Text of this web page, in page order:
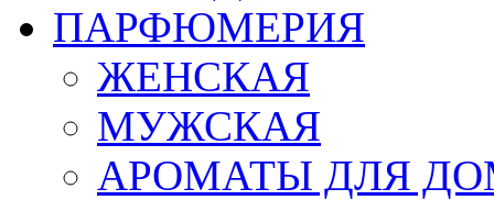
ПАРФЮМЕРИЯ
ЖЕНСКАЯ
МУЖСКАЯ
АРОМАТЫ ДЛЯ